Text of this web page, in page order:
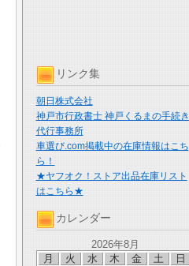
リンク集
朝日株式会社
神戸市行政書士 神戸くるまの手続き
代行事務所
車選び.com掲載中の在庫情報はこち
ら！
★ヤフオク！ストア出品在庫リスト
はこちら★
カレンダー
2026年8月
月
火 水 木 金 土 日